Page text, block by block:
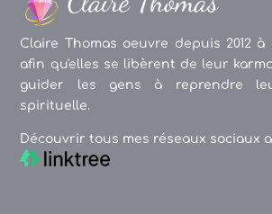
Claire Thomas oeuvre depuis 2012
afin qu'elles se libèrent de leur
guider les gens à reprendre
spirituelle.
Découvrir tous mes réseaux sociaux